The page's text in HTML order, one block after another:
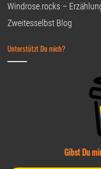
Windrose.rocks –
Zweitesselbst Blog
Unterstützt Du mich?
Gibst Du